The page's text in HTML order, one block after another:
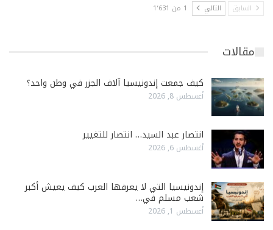
السابق التالي 1 من 1٬631
مقالات
كيف جمعت إندونيسيا آلاف الجزر في وطن واحد؟
أغسطس 8, 2026
انتصار عبد السيد… انتصار للتغيير
أغسطس 6, 2026
إندونيسيا التي لا يعرفها العرب كيف يعيش أكبر
شعب مسلم في…
أغسطس 1, 2026